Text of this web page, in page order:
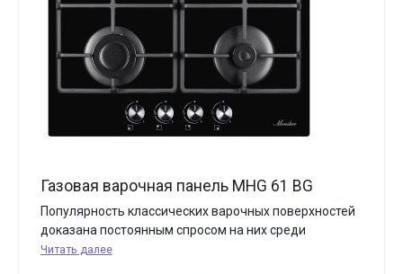
Газовая варочная панель MHG 61 BG
Популярность классических варочных поверхностей
доказана постоянным спросом на них среди
Читать далее